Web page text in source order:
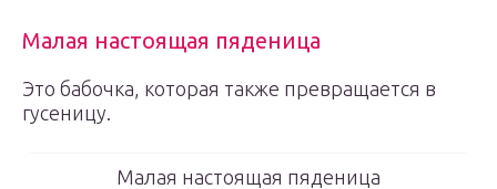
Малая настоящая пяденица
Это бабочка, которая также превращается в
гусеницу.
Малая настоящая пяденица